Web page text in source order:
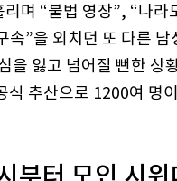
며 “불법 영장”, “나라
”을 외치던 또 다른 남
을 잃고 넘어질 뻔한 상
식 추산으로 1200여 명